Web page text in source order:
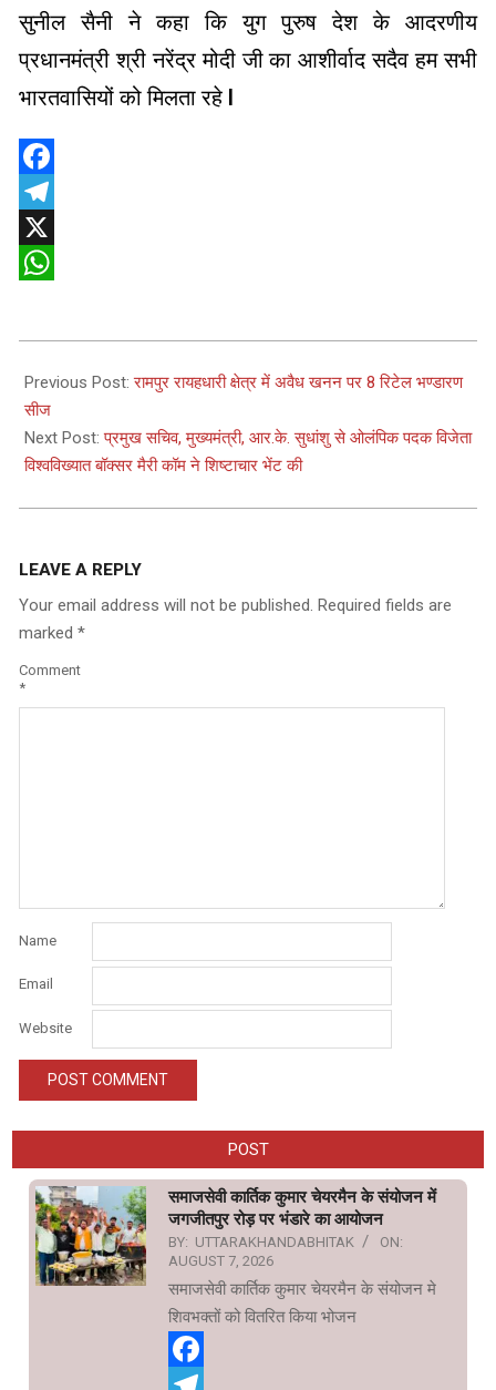
सुनील सैनी ने कहा कि युग पुरुष देश के आदरणीय
प्रधानमंत्री श्री नरेंद्र मोदी जी का आशीर्वाद सदैव हम सभी
भारतवासियों को मिलता रहे l
Facebook
Telegram
X
06-
11
Previous Post:रामपुर रायहधारी क्षेत्र में अवैध खनन पर 8 रिटेल भण्डारण
सीज
Next Post:प्रमुख सचिव, मुख्यमंत्री, आर.के. सुधांशु से ओलंपिक पदक विजेता
विश्वविख्यात बॉक्सर मैरी कॉम ने शिष्टाचार भेंट की
LEAVE A REPLY
Your email address will not be published. Required fields are
marked *
Comment
*
Name
Email
Website
POST
समाजसेवी कार्तिक कुमार चेयरमैन के संयोजन में
जगजीतपुर रोड़ पर भंडारे का आयोजन
BY: UTTARAKHANDABHITAK
ON:
AUGUST 7, 2026
समाजसेवी कार्तिक कुमार चेयरमैन के संयोजन मे
शिवभक्तों को वितरित किया भोजन
Facebook